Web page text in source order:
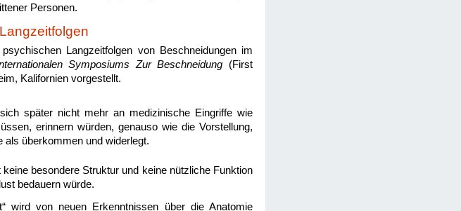
Personen.
Langzeitfolgen von Beschneidungen im
Symposiums Zur Beschneidung (First
Kalifornien vorgestellt.
später nicht mehr an medizinische Eingriffe wie
erinnern würden, genauso wie die Vorstellung,
als überkommen und widerlegt.
besondere Struktur und keine nützliche Funktion
bedauern würde.
wird von neuen Erkenntnissen über die Anatomie